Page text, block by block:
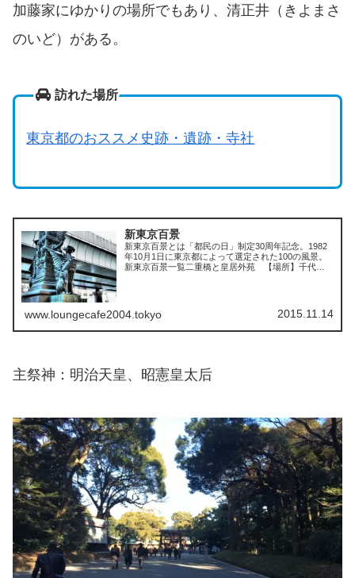
加藤家にゆかりの場所でもあり、清正井（きよまさ
のいど）がある。
訪れた場所
東京都のおススメ史跡・遺跡・寺社
新東京百景
新東京百景とは「都民の日」制定30周年記念。1982
年10月1日に東京都によって選定された100の風景。
新東京百景一覧二重橋と皇居外苑 【場所】千代田
www.loungecafe2004.tokyo 2015.11.14
主祭神：明治天皇、昭憲皇太后